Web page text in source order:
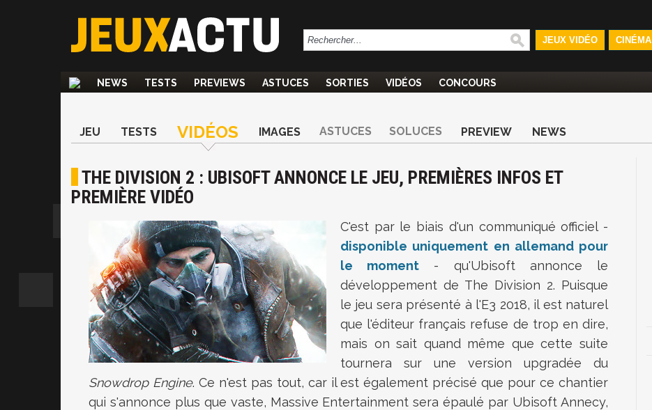
JEUX VIDÉO CINÉMA
NEWS TESTS PREVIEWS ASTUCES SORTIES VIDÉOS CONCOURS
JEU TESTS VIDÉOS IMAGES ASTUCES SOLUCES PREVIEW NEWS
THE DIVISION 2 : UBISOFT ANNONCE LE JEU, PREMIÈRES INFOS ET
PREMIÈRE VIDÉO
C'est par le biais d'un communiqué officiel -
disponible uniquement en allemand pour
le moment - qu'Ubisoft annonce le
développement de The Division 2. Puisque
le jeu sera présenté à l'E3 2018, il est naturel
que l'éditeur français refuse de trop en dire,
mais on sait quand même que cette suite
tournera sur une version upgradée du
Snowdrop Engine. Ce n'est pas tout, car il est également précisé que pour ce chantier
qui s'annonce plus que vaste, Massive Entertainment sera épaulé par Ubisoft Annecy,